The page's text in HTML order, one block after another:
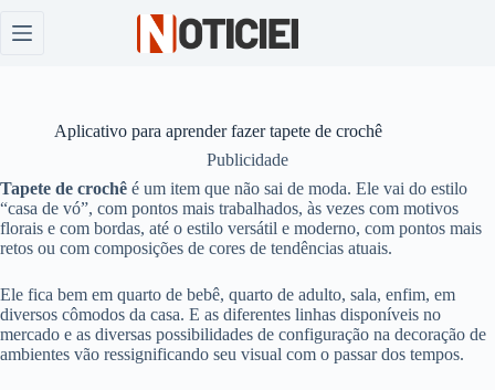
para
Aplicativo para aprender fazer tapete de crochê
Publicidade
Tapete de crochê é um item que não sai de moda. Ele vai do estilo
“casa de vó”, com pontos mais trabalhados, às vezes com motivos
florais e com bordas, até o estilo versátil e moderno, com pontos mais
retos ou com composições de cores de tendências atuais.
Ele fica bem em quarto de bebê, quarto de adulto, sala, enfim, em
diversos cômodos da casa. E as diferentes linhas disponíveis no
mercado e as diversas possibilidades de configuração na decoração de
ambientes vão ressignificando seu visual com o passar dos tempos.